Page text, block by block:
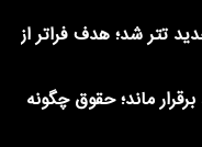
تتر شد؛ هدف فراتر از
ماند؛ حقوق چگونه